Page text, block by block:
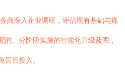
商深入企业调研，评估现有基础与痛
的、分阶段实施的智能化升级蓝图，
盲目投入。